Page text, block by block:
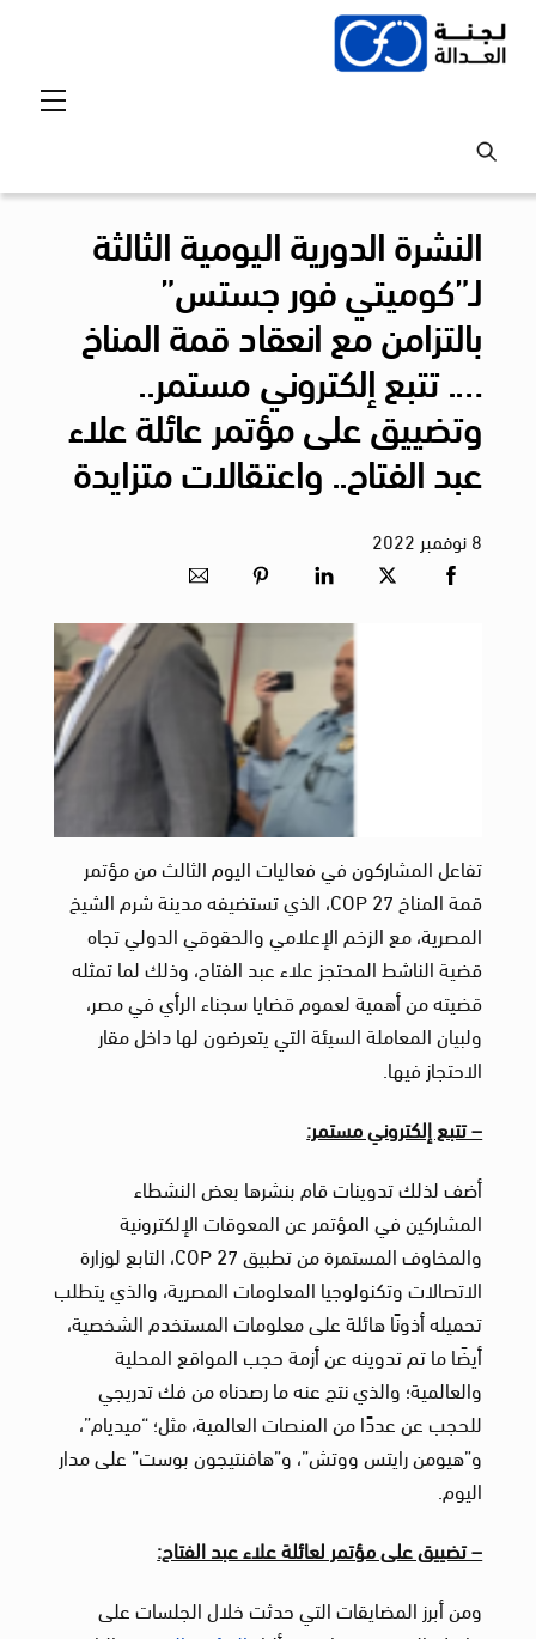
Skip
النشرة الدورية اليومية الثالثة
لـ”كوميتي فور جستس”
بالتزامن مع انعقاد قمة المناخ
…. تتبع إلكتروني مستمر..
وتضييق على مؤتمر عائلة علاء
عبد الفتاح.. واعتقالات متزايدة
8نوفمبر 2022
تفاعل المشاركون في فعاليات اليوم الثالث من مؤتمر
قمة المناخ COP 27، الذي تستضيفه مدينة شرم الشيخ
المصرية، مع الزخم الإعلامي والحقوقي الدولي تجاه
قضية الناشط المحتجز علاء عبد الفتاح، وذلك لما تمثله
قضيته من أهمية لعموم قضايا سجناء الرأي في مصر،
ولبيان المعاملة السيئة التي يتعرضون لها داخل مقار
الاحتجاز فيها.
– تتبع إلكتروني مستمر:
أضف لذلك تدوينات قام بنشرها بعض النشطاء
المشاركين في المؤتمر عن المعوقات الإلكترونية
والمخاوف المستمرة من تطبيق COP 27، التابع لوزارة
الاتصالات وتكنولوجيا المعلومات المصرية، والذي يتطلب
تحميله أذونًا هائلة على معلومات المستخدم الشخصية،
أيضًا ما تم تدوينه عن أزمة حجب المواقع المحلية
والعالمية؛ والذي نتج عنه ما رصدناه من فك تدريجي
للحجب عن عددًا من المنصات العالمية، مثل؛ “ميديام”،
و”هيومن رايتس ووتش”، و”هافنتيجون بوست” على مدار
اليوم.
– تضييق على مؤتمر لعائلة علاء عبد الفتاح:
ومن أبرز المضايقات التي حدثت خلال الجلسات على